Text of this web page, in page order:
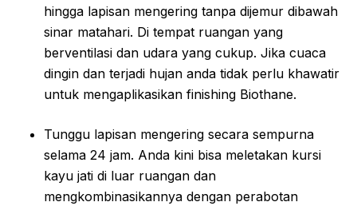
hingga lapisan mengering tanpa dijemur dibawah
sinar matahari. Di tempat ruangan yang
berventilasi dan udara yang cukup. Jika cuaca
dingin dan terjadi hujan anda tidak perlu khawatir
untuk mengaplikasikan finishing Biothane.
Tunggu lapisan mengering secara sempurna
selama 24 jam. Anda kini bisa meletakan kursi
kayu jati di luar ruangan dan
mengkombinasikannya dengan perabotan